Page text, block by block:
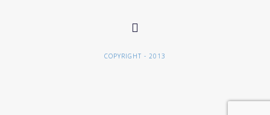
COPYRIGHT - 2013